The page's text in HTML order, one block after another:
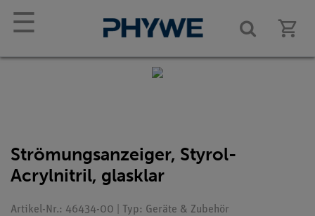
☰
Strömungsanzeiger, Styrol-
Acrylnitril, glasklar
Artikel-Nr.: 46434-00 | Typ: Geräte & Zubehör